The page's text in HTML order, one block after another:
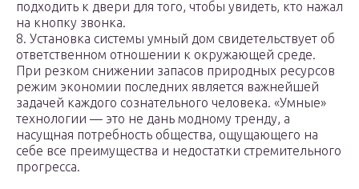
подходить к двери для того, чтобы увидеть, кто нажал
на кнопку звонка.
8. Установка системы умный дом свидетельствует об
ответственном отношении к окружающей среде.
При резком снижении запасов природных ресурсов
режим экономии последних является важнейшей
задачей каждого сознательного человека. «Умные»
технологии — это не дань модному тренду, а
насущная потребность общества, ощущающего на
себе все преимущества и недостатки стремительного
прогресса.